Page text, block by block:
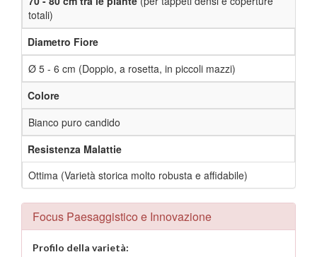
totali)
Diametro Fiore
Ø 5 - 6 cm (Doppio, a rosetta, in piccoli mazzi)
Colore
Bianco puro candido
Resistenza Malattie
Ottima (Varietà storica molto robusta e affidabile)
Focus Paesaggistico e Innovazione
Profilo della varietà: